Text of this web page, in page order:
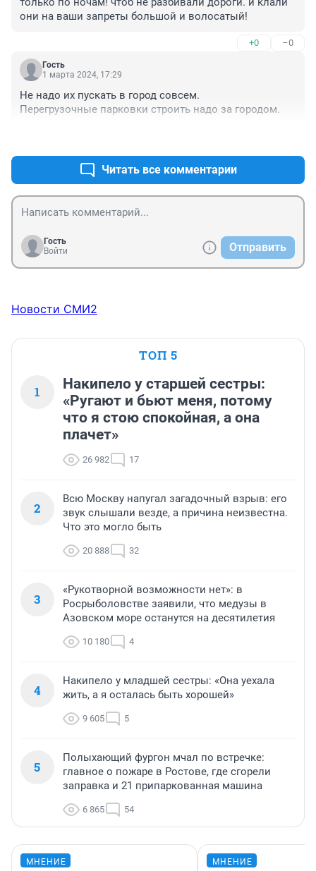
они на ваши запреты большой и волосатый!
+0 –0
Гость
1 марта 2024, 17:29
Не надо их пускать в город совсем.
Перегрузочные парковки строить надо за городом.
Читать все комментарии
Гость
Войти
Отправить
Новости СМИ2
ТОП 5
1
Накипело у старшей сестры:
«Ругают и бьют меня, потому
что я стою спокойная, а она
плачет»
26 982 17
2
Всю Москву напугал загадочный взрыв: его
звук слышали везде, а причина неизвестна.
Что это могло быть
20 888 32
3
«Рукотворной возможности нет»: в
Росрыболовстве заявили, что медузы в
Азовском море останутся на десятилетия
10 180 4
4
Накипело у младшей сестры: «Она уехала
жить, а я осталась быть хорошей»
9 605 5
5
Полыхающий фургон мчал по встречке:
главное о пожаре в Ростове, где сгорели
заправка и 21 припаркованная машина
6 865 54
МНЕНИЕ МНЕНИЕ